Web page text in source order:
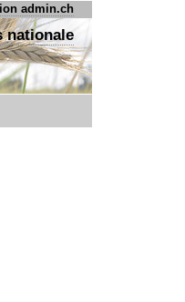
admin.ch
nationale